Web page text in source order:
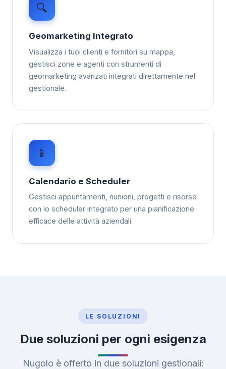
🔍
Geomarketing Integrato
Visualizza i tuoi clienti e fornitori su mappa,
gestisci zone e agenti con strumenti di
geomarketing avanzati integrati direttamente nel
gestionale.
📱
Calendario e Scheduler
Gestisci appuntamenti, riunioni, progetti e risorse
con lo scheduler integrato per una pianificazione
efficace delle attività aziendali.
LE SOLUZIONI
Due soluzioni per ogni esigenza
Nugolo è offerto in due soluzioni gestionali: